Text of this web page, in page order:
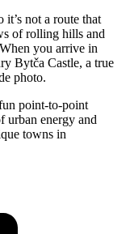
not a route that
of rolling hills and
you arrive in
Bytča Castle, a true
photo.
point-to-point
urban energy and
towns in